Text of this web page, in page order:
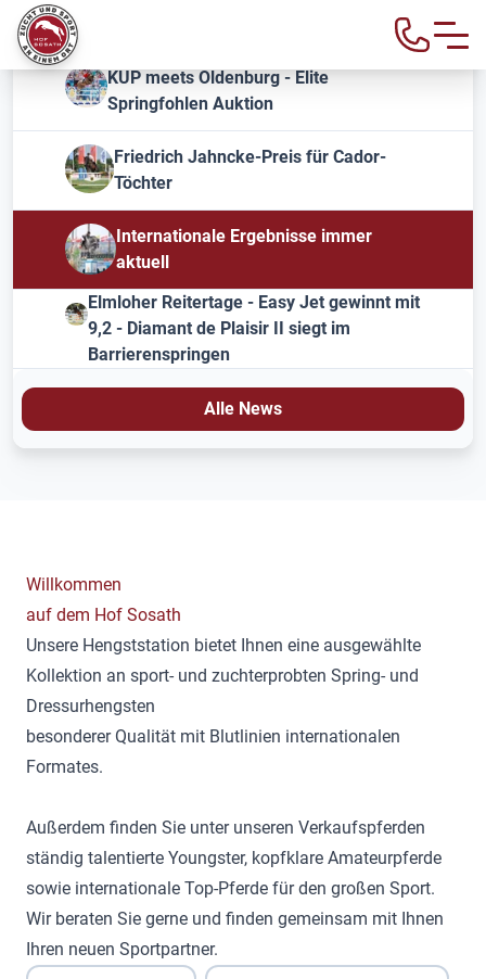
KUP meets Oldenburg - Elite
Springfohlen Auktion
Friedrich Jahncke-Preis für Cador-
Töchter
Internationale Ergebnisse immer
aktuell
Elmloher Reitertage - Easy Jet gewinnt mit
9,2 - Diamant de Plaisir II siegt im
Barrierenspringen
Alle News
Willkommen
auf dem Hof Sosath
Unsere Hengststation bietet Ihnen eine ausgewählte
Kollektion an sport- und zuchterprobten Spring- und
Dressurhengsten
besonderer Qualität mit Blutlinien internationalen
Formates.
Außerdem finden Sie unter unseren Verkaufspferden
ständig talentierte Youngster, kopfklare Amateurpferde
sowie internationale Top-Pferde für den großen Sport.
Wir beraten Sie gerne und finden gemeinsam mit Ihnen
Ihren neuen Sportpartner.